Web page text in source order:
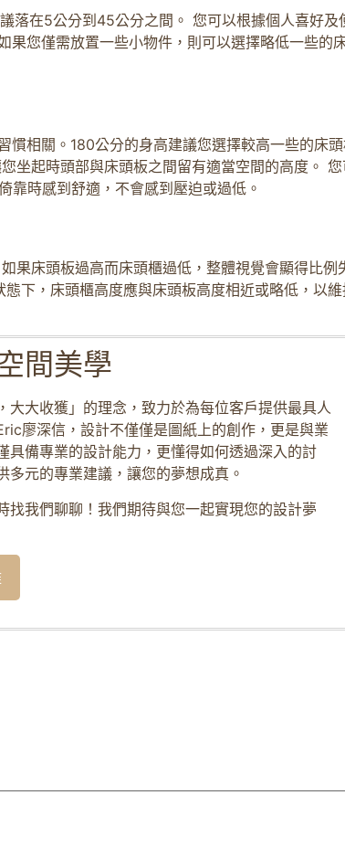
落在5公分到45公分之間。 您可以根據個人喜好及
您僅需放置一些小物件，則可以選擇略低一些的
相關。180公分的身高建議您選擇較高一些的床
坐起時頭部與床頭板之間留有適當空間的高度。
時感到舒適，不會感到壓迫或過低。
果床頭板過高而床頭櫃過低，整體視覺會顯得比例
下，床頭櫃高度應與床頭板高度相近或略低，以維
間美學
大大收獲」的理念，致力於為每位客戶提供最具人
廖深信，設計不僅僅是圖紙上的創作，更是與業
具備專業的設計能力，更懂得如何透過深入的討
元的專業建議，讓您的夢想成真。
找我們聊聊！我們期待與您一起實現您的設計夢